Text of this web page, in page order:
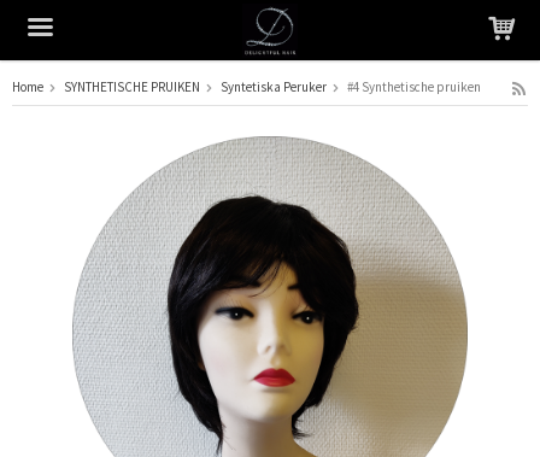
Het product is in je winkelmandje geplaatst
Home SYNTHETISCHE PRUIKEN Syntetiska Peruker #4 Synthetische pruiken